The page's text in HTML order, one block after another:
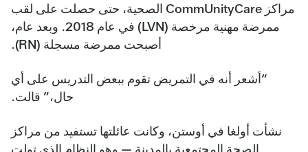
مراكز CommUnityCare الصحية، حتى حصلت على لقب
ممرضة مهنية مرخصة (LVN) في عام 2018. وبعد عام،
أصبحت ممرضة مسجلة (RN).
“أشعر أنه في التمريض تقوم ببعض التدريس على أي
حال،” قالت.
نشأت أولغا في أوستن، وكانت عائلتها تستفيد من مراكز